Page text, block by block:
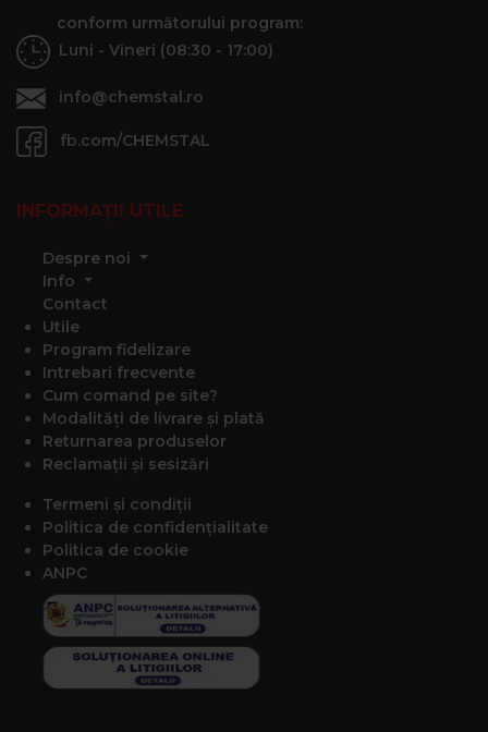
conform următorului program:
Luni - Vineri (08:30 - 17:00)
info@chemstal.ro
fb.com/CHEMSTAL
INFORMAȚII UTILE
Despre noi
Info
Contact
Utile
Program fidelizare
Intrebari frecvente
Cum comand pe site?
Modalități de livrare și plată
Returnarea produselor
Reclamații și sesizări
Termeni și condiții
Politica de confidențialitate
Politica de cookie
ANPC